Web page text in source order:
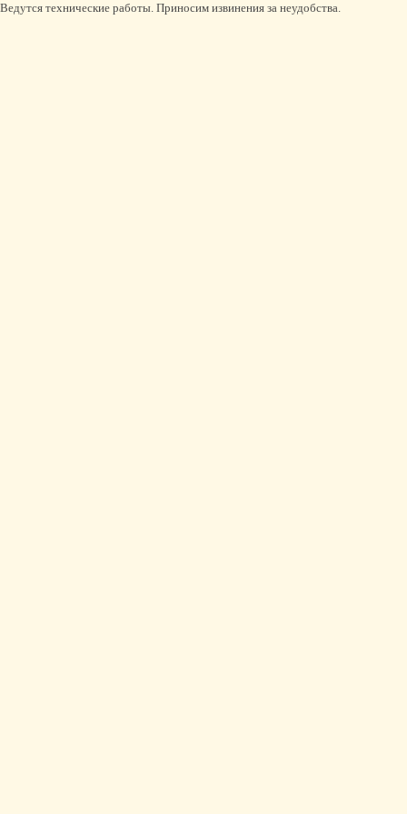
Ведутся технические работы. Приносим извинения за неудобства.